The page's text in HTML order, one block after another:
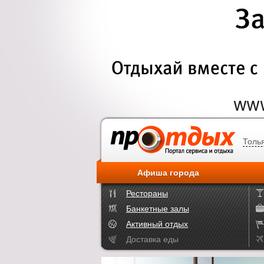
Афиша города
Рестораны
Банкетные залы
Активный отдых
Доставка еды